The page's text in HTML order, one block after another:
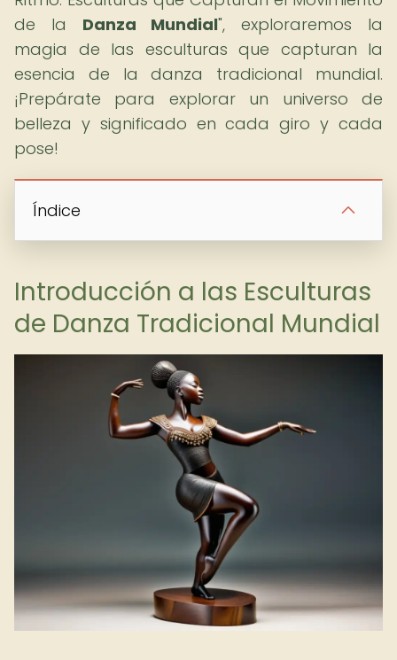
de la Danza Mundial", exploraremos la
magia de las esculturas que capturan la
esencia de la danza tradicional mundial.
¡Prepárate para explorar un universo de
belleza y significado en cada giro y cada
pose!
Índice
Introducción a las Esculturas
de Danza Tradicional Mundial